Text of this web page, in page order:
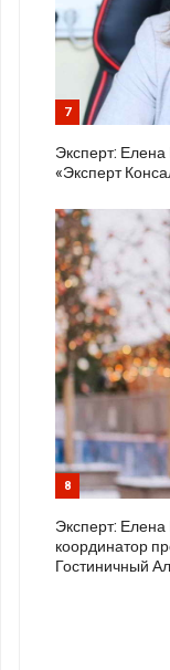
7
Эксперт:
«Эксперт
8
Эксперт:
координатор
Гостиничный